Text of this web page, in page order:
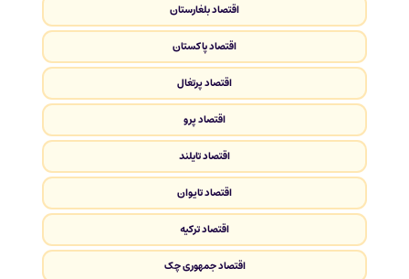
اقتصاد بلغارستان
اقتصاد پاکستان
اقتصاد پرتغال
اقتصاد پرو
اقتصاد تایلند
اقتصاد تایوان
اقتصاد ترکیه
اقتصاد جمهوری چک